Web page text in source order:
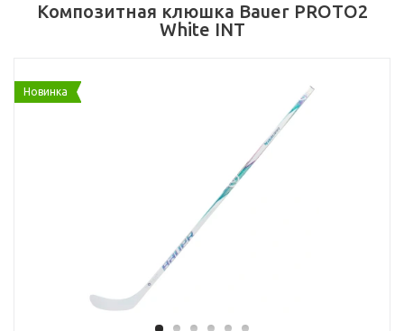
Композитная клюшка Bauer PROTO2
White INT
Новинка